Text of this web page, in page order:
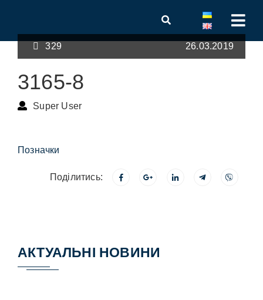
329 26.03.2019
3165-8
Super User
Позначки
Поділитись:
АКТУАЛЬНІ НОВИНИ